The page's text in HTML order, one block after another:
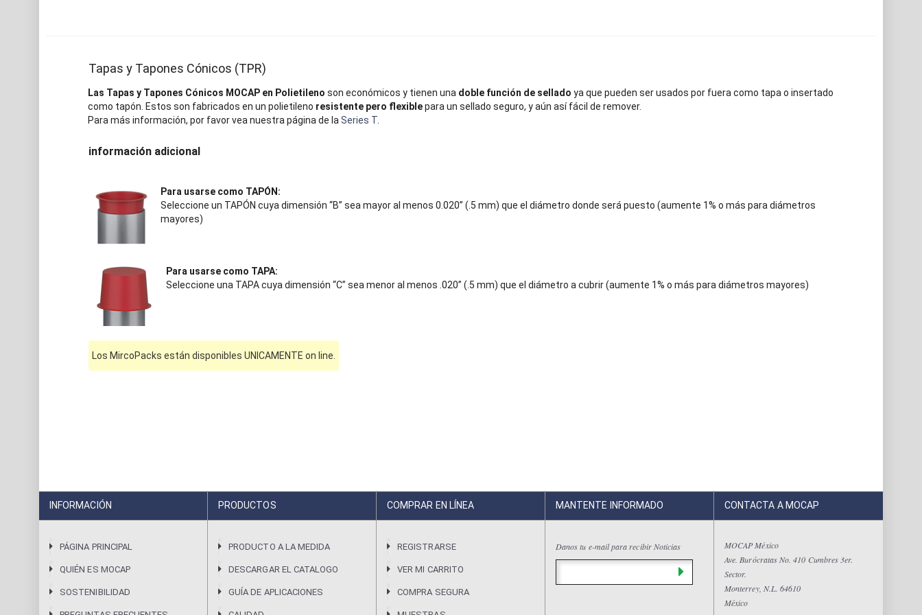
Tapas y Tapones Cónicos (TPR)
Las Tapas y Tapones Cónicos MOCAP en Polietileno son económicos y tienen una doble función de sellado ya que pueden ser usados por fuera como tapa o insertado
como tapón. Estos son fabricados en un polietileno resistente pero flexiblepara un sellado seguro, y aún así fácil de remover.
Para más información, por favor vea nuestra página de la Series T.
información adicional
Para usarse como TAPÓN:
Seleccione un TAPÓN cuya dimensión “B” sea mayor al menos 0.020” (.5 mm) que el diámetro donde será puesto (aumente 1% o más para diámetros
mayores)
Para usarse como TAPA:
Seleccione una TAPA cuya dimensión “C” sea menor al menos .020” (.5 mm) que el diámetro a cubrir (aumente 1% o más para diámetros mayores)
Los MircoPacks están disponibles UNICAMENTE on line.
INFORMACIÓN
PÁGINA PRINCIPAL
QUIÉN ES MOCAP
SOSTENIBILIDAD
PRODUCTOS
PRODUCTO A LA MEDIDA
DESCARGAR EL CATALOGO
GUÍA DE APLICACIONES
COMPRAR EN LÍNEA
REGISTRARSE
VER MI CARRITO
COMPRA SEGURA
MANTENTE INFORMADO
Danos tu e-mail para recibir Noticias
CONTACTA A MOCAP
MOCAP México
Ave. Burócratas No. 410 Cumbres 3er.
Sector.
Monterrey, N.L. 64610
México